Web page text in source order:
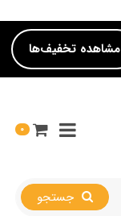
مشاهده تخفیف‌ها
0